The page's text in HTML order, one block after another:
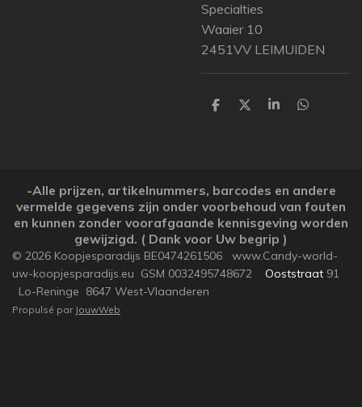
Specialties
Waaier 10
2451VV LEIMUIDEN
P
e
P
e
r
P
e
r
P
e
-Alle prijzen, artikelnummers, barcodes en andere
vermelde gegevens zijn onder voorbehoud van fouten
en kunnen zonder voorafgaande kennisgeving worden
gewijzigd. ( Dank voor Uw begrip )
© 2026 Koopjesparadijs BE0474261506 www.Candy-world-
uw-koopjesparadijs.eu GSM 0032495748672 Ooststraat 91
Lo-Reninge 8647 West-Vlaanderen
Propulsé par JouwWeb